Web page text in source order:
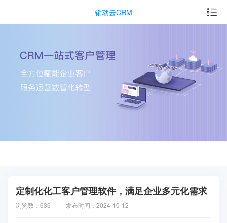
销动云CRM
定制化化工客户管理软件，满足企业多元化需求
浏览数：636 发布时间：2024-10-12